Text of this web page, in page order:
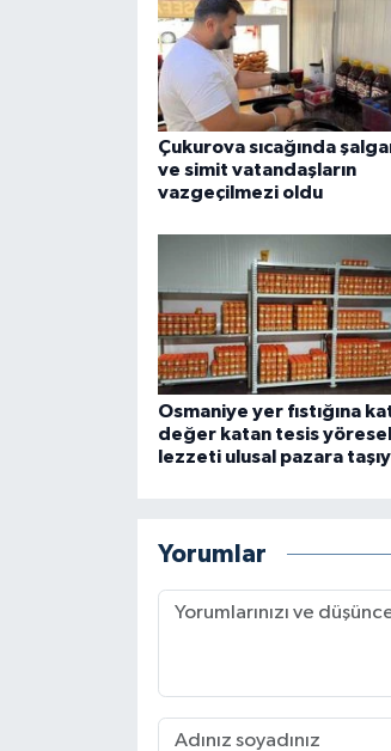
Çukurova sıcağında
ve simit vatandaşların
vazgeçilmezi oldu
Osmaniye yer fıstığına
değer katan tesis yöresel
lezzeti ulusal pazara
Yorumlar